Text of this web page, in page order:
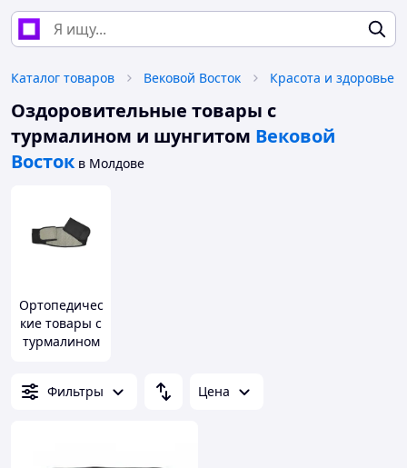
Каталог товаров Вековой Восток Красота и здоровье
Оздоровительные товары с
турмалином и шунгитом Вековой
Восток в Молдове
Ортопедичес
кие товары с
турмалином
Фильтры
Цена